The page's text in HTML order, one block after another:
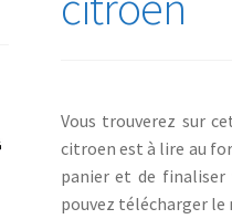
Vous trouverez sur
citroen est à lire au
panier et de
pouvez télécharger le